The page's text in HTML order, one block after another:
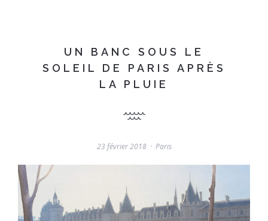
UN BANC SOUS LE
SOLEIL DE PARIS APRÈS
LA PLUIE
23 février 2018 Paris